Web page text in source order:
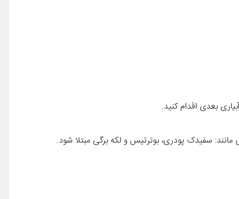
بعدی اقدام کنید.
سفیدک پودری، بوترتیس و لکه برگی مبتلا شود.